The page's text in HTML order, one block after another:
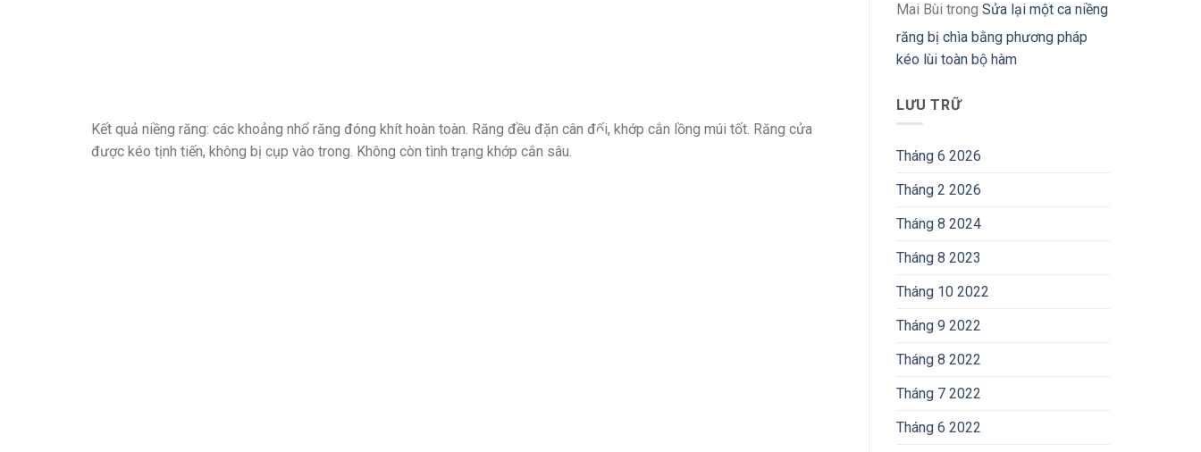
Kết quả niềng răng: các khoảng nhổ răng đóng khít hoàn toàn. Răng đều đặn cân đối, khớp cắn lồng múi tốt. Răng cửa
được kéo tịnh tiến, không bị cụp vào trong. Không còn tình trạng khớp cắn sâu.
Mai Bùi trong Sửa lại một ca niềng
răng bị chìa bằng phương pháp
kéo lùi toàn bộ hàm
LƯU TRỮ
Tháng 6 2026
Tháng 2 2026
Tháng 8 2024
Tháng 8 2023
Tháng 10 2022
Tháng 9 2022
Tháng 8 2022
Tháng 7 2022
Tháng 6 2022